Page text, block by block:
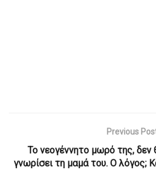
Previous
Το νεογέννητο μωρό της, δεν
γνωρίσει τη μαμά του. Ο λόγος;